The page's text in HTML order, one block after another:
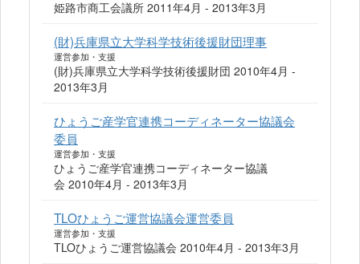
姫路市商工会議所 2011年4月 - 2013年3月
(財)兵庫県立大学科学技術後援財団理事
運営参加・支援
(財)兵庫県立大学科学技術後援財団 2010年4月 -
2013年3月
ひょうご産学官連携コーディネーター協議会
委員
運営参加・支援
ひょうご産学官連携コーディネーター協議
会 2010年4月 - 2013年3月
TLOひょうご運営協議会運営委員
運営参加・支援
TLOひょうご運営協議会 2010年4月 - 2013年3月